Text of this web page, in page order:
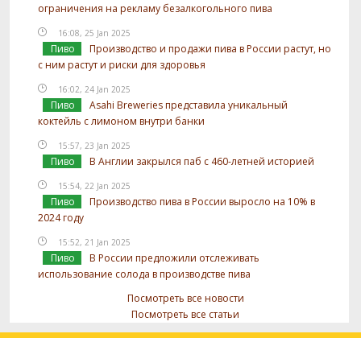
ограничения на рекламу безалкогольного пива
16:08, 25 Jan 2025
Пиво
Производство и продажи пива в России растут, но
с ним растут и риски для здоровья
16:02, 24 Jan 2025
Пиво
Asahi Breweries представила уникальный
коктейль с лимоном внутри банки
15:57, 23 Jan 2025
Пиво В Англии закрылся паб с 460-летней историей
15:54, 22 Jan 2025
Пиво
Производство пива в России выросло на 10% в
2024 году
15:52, 21 Jan 2025
Пиво
В России предложили отслеживать
использование солода в производстве пива
Посмотреть все новости
Посмотреть все статьи